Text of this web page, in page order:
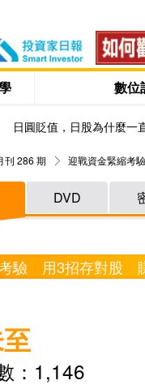
數位
日圓貶值，日股為什麼一
刊 286 期 迎戰資金緊縮
DVD
考驗 用3招存對股
：1,146